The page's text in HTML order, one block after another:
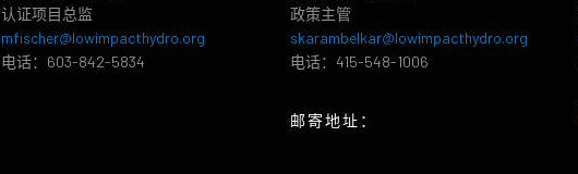
认证项目总监
mfischer@lowimpacthydro.org
电话：603-842-5834
政策主管
skarambelkar@lowimpacthydro.org
电话：415-548-1006
邮寄地址：